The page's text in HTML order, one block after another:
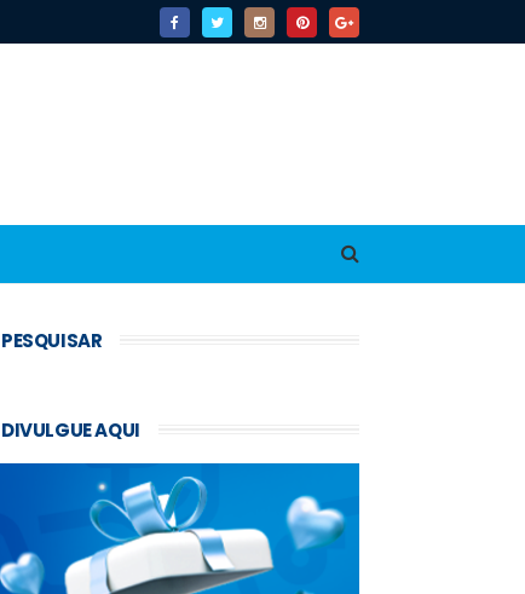
PESQUISAR
DIVULGUE AQUI